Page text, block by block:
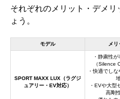
それぞれのメリット・デメ
ょう。
モデル メリ
SPORT MAXX LUX（ラグジ
ュアリー・EV対応）
・静粛性
（Silence
・快適でし
・EVや大型
高剛